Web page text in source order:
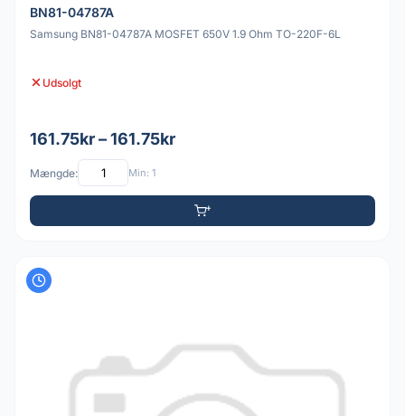
BN81-04787A
Samsung BN81-04787A MOSFET 650V 1.9 Ohm TO-220F-6L
Udsolgt
161.75kr – 161.75kr
Mængde: Min: 1